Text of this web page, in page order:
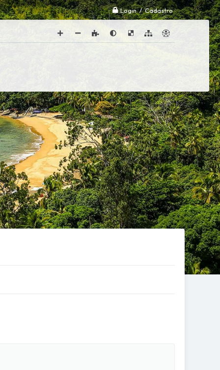
Login / Cadastro